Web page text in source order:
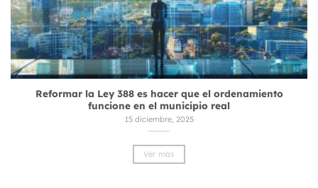
Reformar la Ley 388 es hacer que el ordenamiento
funcione en el municipio real
15 diciembre, 2025
Ver más